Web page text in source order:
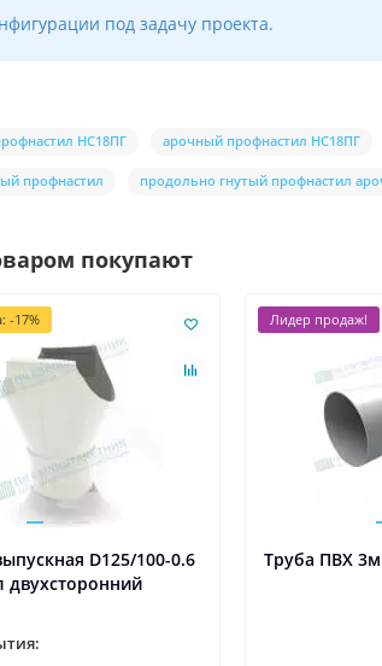
под задачу проекта.
НС18ПГ арочный профнастил НС18ПГ
профнастил продольно гнутый профнастил
покупают
-17%
D125/100-0.6
двухсторонний
Лидер продаж!
Труба ПВХ